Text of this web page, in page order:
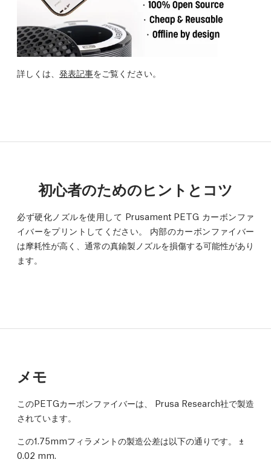
詳しくは、 発表記事をご覧ください。
初心者のためのヒントとコツ
必ず硬化ノズルを使用して Prusament PETG カーボンファ
イバーをプリントしてください。 内部のカーボンファイバー
は摩耗性が高く、通常の真鍮製ノズルを損傷する可能性があり
ます。
メモ
このPETGカーボンファイバーは、 Prusa Research社で製造
されています。
この1.75mmフィラメントの製造公差は以下の通りです。
±
0.02 mm.